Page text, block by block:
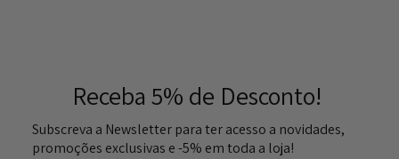
Receba 5% de Desconto!
Subscreva a Newsletter para ter acesso a novidades,
promoções exclusivas e -5% em toda a loja!